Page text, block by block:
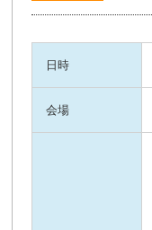
日時
会場